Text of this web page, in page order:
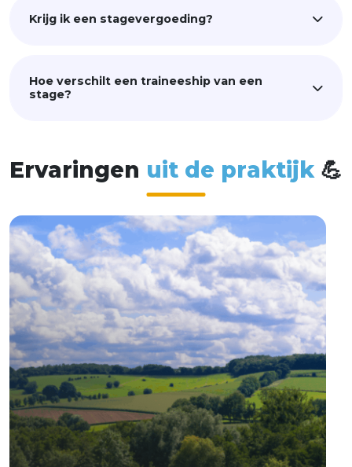
Krijg ik een stagevergoeding?
Hoe verschilt een traineeship van een
stage?
Ervaringen uit d e pra ktij k 💪